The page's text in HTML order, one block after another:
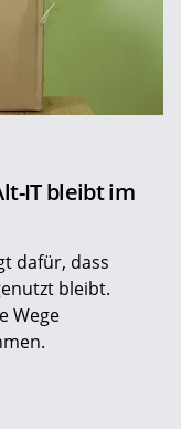
IT bleibt im
dafür, dass
bleibt.
Wege